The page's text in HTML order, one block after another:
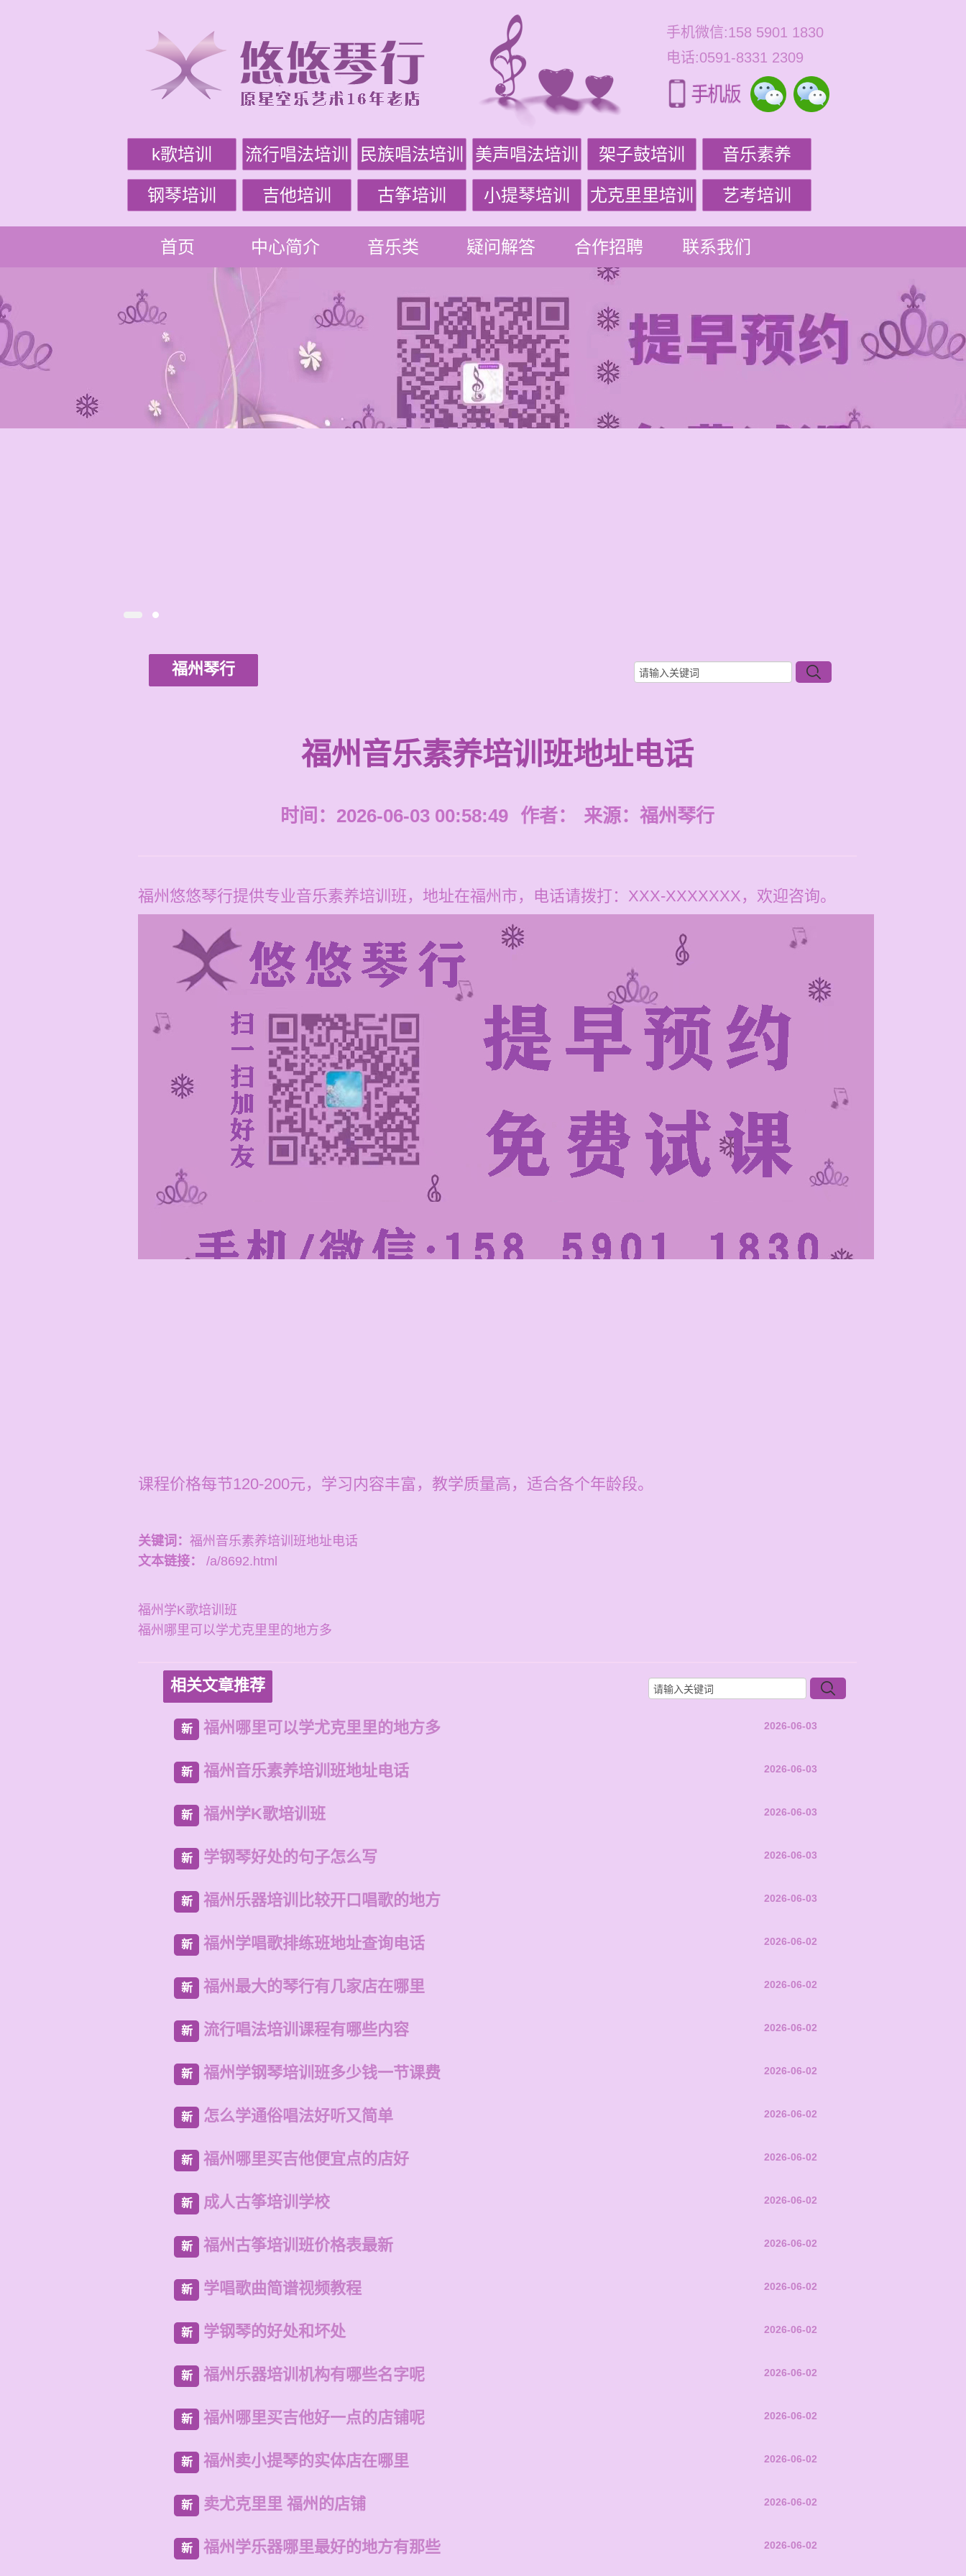
手机微信:158 5901 1830
电话:0591-8331 2309
k歌培训 流行唱法培训 民族唱法培训 美声唱法培训 架子鼓培训 音乐素养
钢琴培训 吉他培训 古筝培训 小提琴培训 尤克里里培训 艺考培训
首页 中心简介 音乐类 疑问解答 合作招聘 联系我们
福州琴行
福州音乐素养培训班地址电话
时间：2026-06-03 00:58:49 作者： 来源： 福州琴行
福州悠悠琴行提供专业音乐素养培训班，地址在福州市，电话请拨打：XXX-XXXXXXX，欢迎咨询。
课程价格每节120-200元，学习内容丰富，教学质量高，适合各个年龄段。
关键词： 福州音乐素养培训班地址电话
文本链接：
/a/8692.html
福州学K歌培训班
福州哪里可以学尤克里里的地方多
相关文章推荐
新 福州哪里可以学尤克里里的地方多 2026-06-03
新 福州音乐素养培训班地址电话 2026-06-03
新 福州学K歌培训班 2026-06-03
新 学钢琴好处的句子怎么写 2026-06-03
新 福州乐器培训比较开口唱歌的地方 2026-06-03
新 福州学唱歌排练班地址查询电话 2026-06-02
新 福州最大的琴行有几家店在哪里 2026-06-02
新 流行唱法培训课程有哪些内容 2026-06-02
新 福州学钢琴培训班多少钱一节课费 2026-06-02
新 怎么学通俗唱法好听又简单 2026-06-02
新 福州哪里买吉他便宜点的店好 2026-06-02
新 成人古筝培训学校 2026-06-02
新 福州古筝培训班价格表最新 2026-06-02
新 学唱歌曲简谱视频教程 2026-06-02
新 学钢琴的好处和坏处 2026-06-02
新 福州乐器培训机构有哪些名字呢 2026-06-02
新 福州哪里买吉他好一点的店铺呢 2026-06-02
新 福州卖小提琴的实体店在哪里 2026-06-02
新 卖尤克里里 福州的店铺 2026-06-02
新 福州学乐器哪里最好的地方有那些 2026-06-02